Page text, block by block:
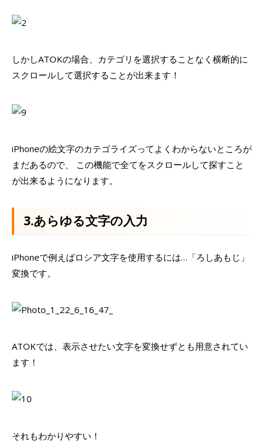
しかしATOKの場合、カテゴリを選択することなく横断的に
スクロールして選択することが出来ます！
iPhoneの絵文字のカテゴライズってよくわからないところが
まだあるので、 この機能で全てをスクロールして探すこと
が出来るようになります。
3.あらゆる文字の入力
iPhoneで例えばロシア文字を使用するには…「ろしあもじ」
変換です。
ATOKでは、表示させたい文字を変換せずとも用意されてい
ます！
それもわかりやすい！